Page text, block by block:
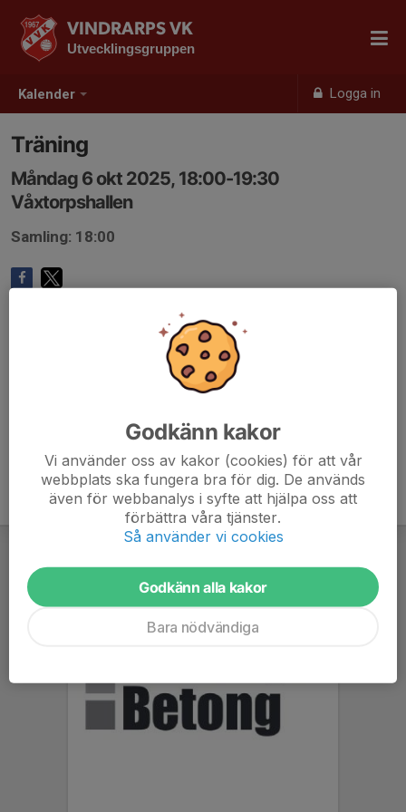
Kalender Logga in
VINDRARPS VK
Utvecklingsgruppen
Träning
Måndag 6 okt 2025, 18:00-19:30
Våxtorpshallen
Samling: 18:00
Godkänn kakor
Vi använder oss av kakor (cookies) för att vår
webbplats ska fungera bra för dig. De används
även för webbanalys i syfte att hjälpa oss att
förbättra våra tjänster.
Så använder vi cookies
Godkänn alla kakor
Bara nödvändiga